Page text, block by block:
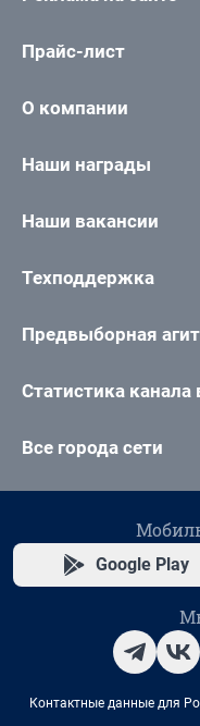
Прайс-лист
О компании
Наши награды
Наши вакансии
Техподдержка
Предвыборная
Статистика канала
Все города сети
Google Play
Контактные данные для